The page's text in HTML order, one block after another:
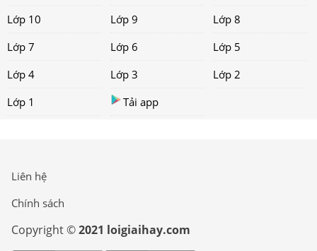
Lớp 10
Lớp 9
Lớp 8
Lớp 7
Lớp 6
Lớp 5
Lớp 4
Lớp 3
Lớp 2
Lớp 1
Tải app
Liên hệ
Chính sách
Copyright ©2021 loigiaihay.com